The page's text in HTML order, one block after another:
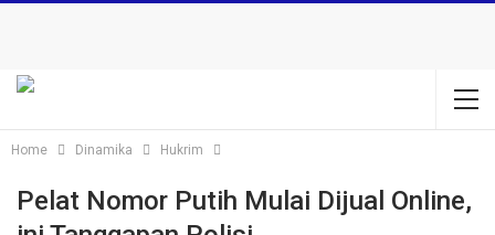
Home Dinamika Hukrim
Pelat Nomor Putih Mulai Dijual Online,